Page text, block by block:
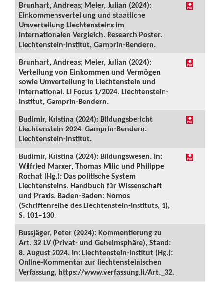
Brunhart, Andreas; Meier, Julian (2024):
Einkommensverteilung und staatliche
Umverteilung Liechtensteins im
internationalen Vergleich. Research Poster.
Liechtenstein-Institut, Gamprin-Bendern.
Brunhart, Andreas; Meier, Julian (2024):
Verteilung von Einkommen und Vermögen
sowie Umverteilung in Liechtenstein und
international. LI Focus 1/2024. Liechtenstein-
Institut, Gamprin-Bendern.
Budimir, Kristina (2024): Bildungsbericht
Liechtenstein 2024. Gamprin-Bendern:
Liechtenstein-Institut.
Budimir, Kristina (2024): Bildungswesen. In:
Wilfried Marxer, Thomas Milic und Philippe
Rochat (Hg.): Das politische System
Liechtensteins. Handbuch für Wissenschaft
und Praxis. Baden-Baden: Nomos
(Schriftenreihe des Liechtenstein-Instituts, 1),
S. 101–130.
Bussjäger, Peter (2024): Kommentierung zu
Art. 32 LV (Privat- und Geheimsphäre), Stand:
8. August 2024. In: Liechtenstein-Institut (Hg.):
Online-Kommentar zur liechtensteinischen
Verfassung, https://www.verfassung.li/Art._32.